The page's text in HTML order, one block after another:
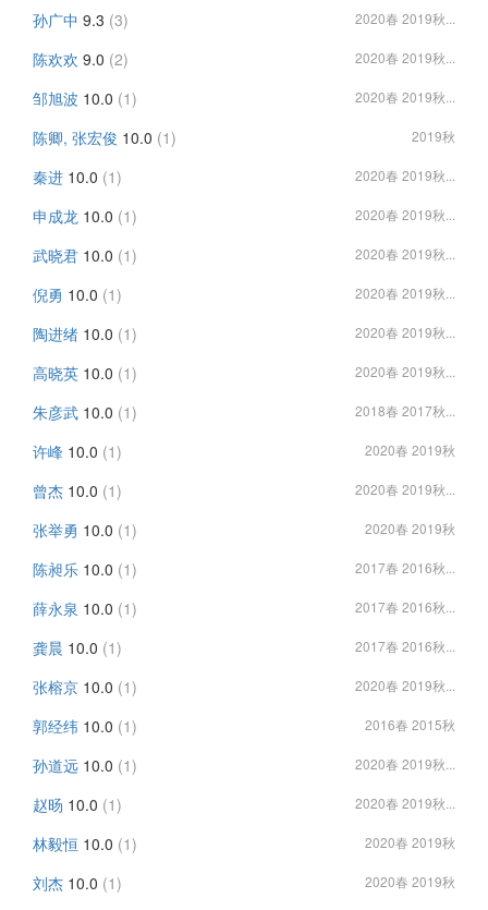
孙广中 9.3 (3) 2020春 2019秋...
陈欢欢 9.0 (2) 2020春 2019秋...
邹旭波 10.0 (1) 2020春 2019秋...
陈卿, 张宏俊 10.0 (1) 2019秋
秦进 10.0 (1) 2020春 2019秋...
申成龙 10.0 (1) 2020春 2019秋...
武晓君 10.0 (1) 2020春 2019秋...
倪勇 10.0 (1) 2020春 2019秋...
陶进绪 10.0 (1) 2020春 2019秋...
高晓英 10.0 (1) 2020春 2019秋...
朱彦武 10.0 (1) 2018春 2017秋...
许峰 10.0 (1) 2020春 2019秋
曾杰 10.0 (1) 2020春 2019秋...
张举勇 10.0 (1) 2020春 2019秋
陈昶乐 10.0 (1) 2017春 2016秋...
薛永泉 10.0 (1) 2017春 2016秋...
龚晨 10.0 (1) 2017春 2016秋...
张榕京 10.0 (1) 2020春 2019秋...
郭经纬 10.0 (1) 2016春 2015秋
孙道远 10.0 (1) 2020春 2019秋...
赵旸 10.0 (1) 2020春 2019秋...
林毅恒 10.0 (1) 2020春 2019秋
刘杰 10.0 (1) 2020春 2019秋